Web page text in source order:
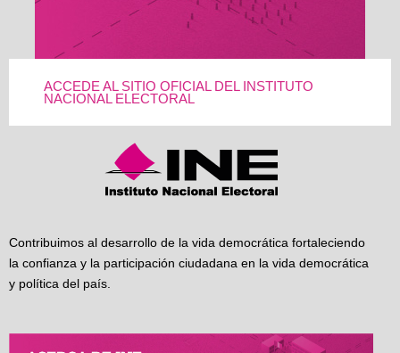
ACCEDE AL SITIO OFICIAL DEL INSTITUTO
NACIONAL ELECTORAL
Contribuimos al desarrollo de la vida democrática fortaleciendo
la confianza y la participación ciudadana en la vida democrática
y política del país.